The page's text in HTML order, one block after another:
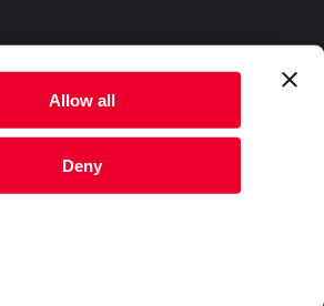
Allow all
Deny